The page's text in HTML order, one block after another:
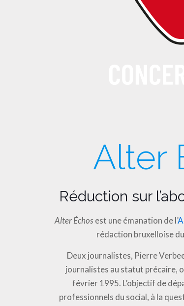
Alter
Réduction sur
Alter Échosest une émanation de l’
rédaction bruxelloise
Deux journalistes, Pierre
journalistes au statut précaire,
février 1995. L’objectif de
professionnels du social, à la